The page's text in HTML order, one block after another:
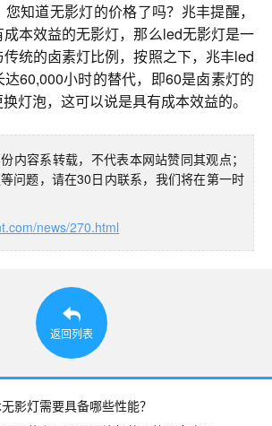
知道无影灯的价格了吗？兆丰提醒，
本效益的无影灯，那么led无影灯是一
统的卤素灯比例，按照之下，兆丰led
60,000小时的替代，即60是卤素灯的
灯泡，这可以说是具有成本效益的。
内容系转载，不代表本网站赞同其观点；
问题，请在30日内联系，我们将在第一时
news/270.html
返回列表
影灯需要具备哪些性能？